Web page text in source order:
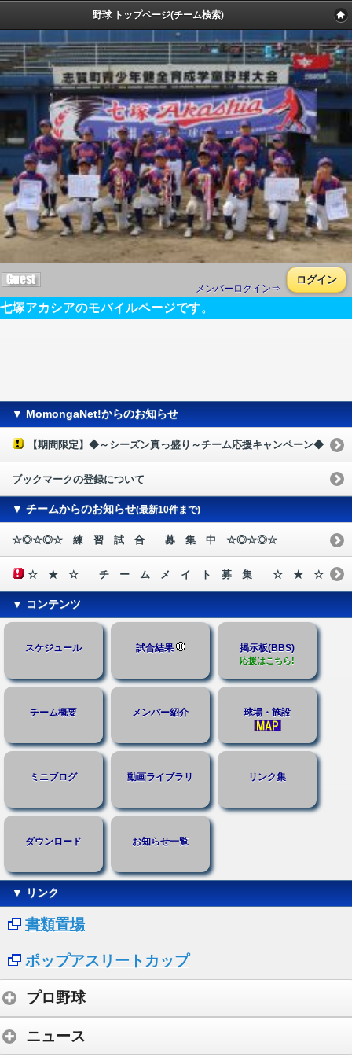
野球 トップページ(チーム検索)
メンバーログイン⇒
ログイン
七塚アカシアのモバイルページです。
▼ MomongaNet!からのお知らせ
【期間限定】◆～シーズン真っ盛り～チーム応援キャンペーン◆
ブックマークの登録について
▼ チームからのお知らせ(最新10件まで)
☆◎☆◎☆ 練 習 試 合 募 集 中 ☆◎☆◎☆
☆ ★ ☆ チ ー ム メ イ ト 募 集 ☆ ★ ☆
▼ コンテンツ
スケジュール 試合結果 掲示板(BBS)
応援はこちら!
チーム概要 メンバー紹介 球場・施設
ミニブログ 動画ライブラリ リンク集
ダウンロード お知らせ一覧
▼ リンク
書類置場
ポップアスリートカップ
プロ野球
ニュース